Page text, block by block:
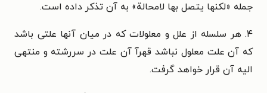
جمله «لکنها یتصل بها لامحالة» به آن تذکر داده است.
۴. هر سلسله از علل و معلولات که در میان آنها علتی باشد
که آن علت معلول نباشد قهرآ آن علت در سررشته و منتهی
الیه آن قرار خواهد گرفت.